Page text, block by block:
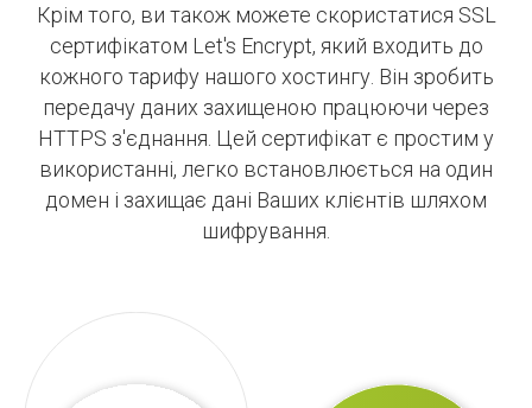
Крім того, ви також можете скористатися SSL
сертифікатом Let's Encrypt, який входить до
кожного тарифу нашого хостингу. Він зробить
передачу даних захищеною працюючи через
HTTPS з'єднання. Цей сертифікат є простим у
використанні, легко встановлюється на один
домен і захищає дані Ваших клієнтів шляхом
шифрування.